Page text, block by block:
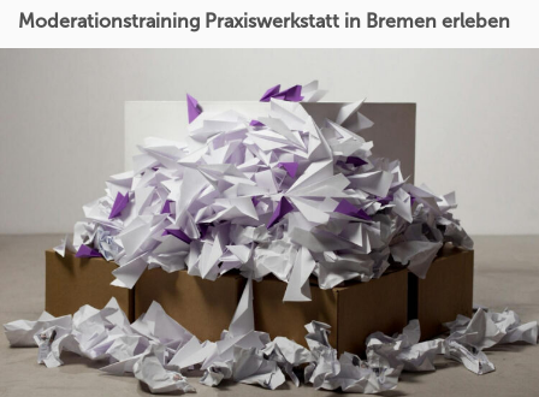
Moderationstraining Praxiswerkstatt in Bremen erleben